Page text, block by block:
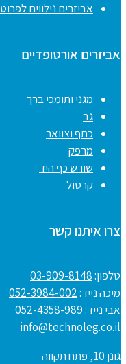
אביזרים נילווים
אביזרים אורטופדיים
מגני ותומכי ברך
גב
כתף וצוואר
מרפק
שורש כף היד
קרסול
צרו איתנו קשר
טלפון:03-909-8148
מיכה נייד:052-3984-002
אבי נייד:052-4358-989
info@technoleg.co.il
גונן 10, פתח תקווה